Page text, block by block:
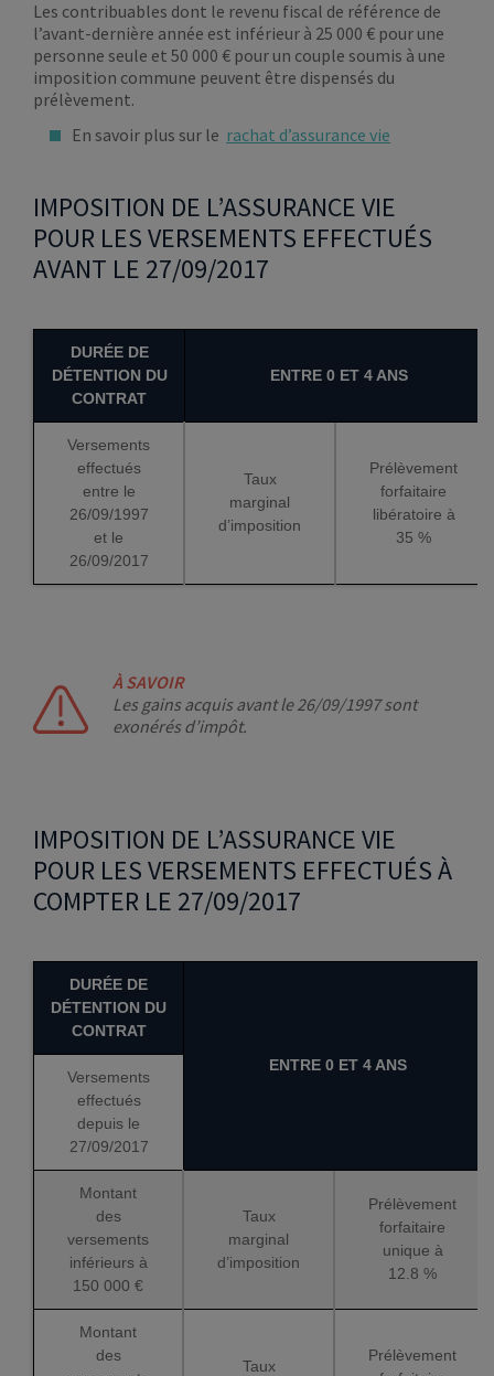
Les contribuables dont le revenu fiscal de référence de
l’avant-dernière année est inférieur à 25 000 € pour une
personne seule et 50 000 € pour un couple soumis à une
imposition commune peuvent être dispensés du
prélèvement.
En savoir plus sur le rachat d’assurance vie
IMPOSITION DE L’ASSURANCE VIE
POUR LES VERSEMENTS EFFECTUÉS
AVANT LE 27/09/2017
DURÉE DE
DÉTENTION DU
CONTRAT
ENTRE 0 ET 4 ANS
Versements
effectués
entre le
26/09/1997
et le
26/09/2017
Taux
marginal
d’imposition
Prélèvement
forfaitaire
libératoire à
35 %
À SAVOIR
Les gains acquis avant le 26/09/1997 sont
exonérés d’impôt.
IMPOSITION DE L’ASSURANCE VIE
POUR LES VERSEMENTS EFFECTUÉS À
COMPTER LE 27/09/2017
DURÉE DE
DÉTENTION DU
CONTRAT
ENTRE 0 ET 4 ANS
Versements
effectués
depuis le
27/09/2017
Montant
des
versements
inférieurs à
150 000 €
Taux
marginal
d’imposition
Prélèvement
forfaitaire
unique à
12.8 %
Montant
des
Taux
Prélèvement